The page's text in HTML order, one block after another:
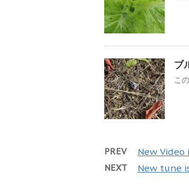
ブ
こ
PREV New Video
NEXT New tune